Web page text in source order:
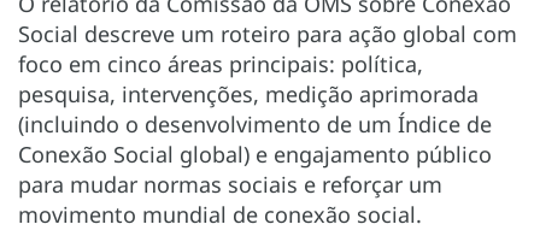
Social descreve um roteiro para ação global com
foco em cinco áreas principais: política,
pesquisa, intervenções, medição aprimorada
(incluindo o desenvolvimento de um Índice de
Conexão Social global) e engajamento público
para mudar normas sociais e reforçar um
movimento mundial de conexão social.